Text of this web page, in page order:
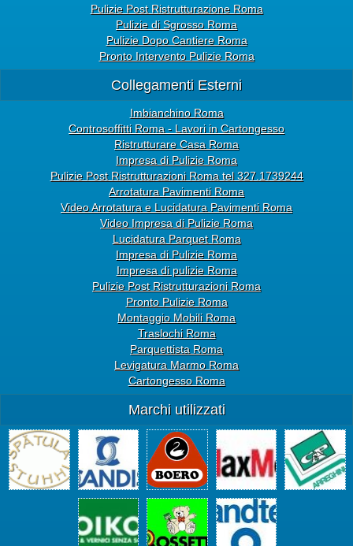
Pulizie Post Ristrutturazione Roma
Pulizie di Sgrosso Roma
Pulizie Dopo Cantiere Roma
Pronto Intervento Pulizie Roma
Collegamenti Esterni
Imbianchino Roma
Controsoffitti Roma - Lavori in Cartongesso
Ristrutturare Casa Roma
Impresa di Pulizie Roma
Pulizie Post Ristrutturazioni Roma tel 327.1739244
Arrotatura Pavimenti Roma
Video Arrotatura e Lucidatura Pavimenti Roma
Video Impresa di Pulizie Roma
Lucidatura Parquet Roma
Impresa di Pulizie Roma
Impresa di pulizie Roma
Pulizie Post Ristrutturazioni Roma
Pronto Pulizie Roma
Montaggio Mobili Roma
Traslochi Roma
Parquettista Roma
Levigatura Marmo Roma
Cartongesso Roma
Marchi utilizzati